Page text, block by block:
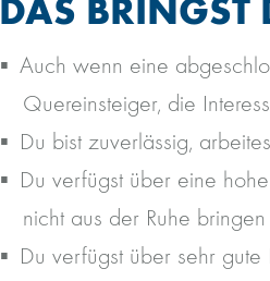
Auch wenn eine
Quereinsteiger, die
Du bist zuverlässig,
Du verfügst über eine
nicht aus der Ruhe bringen
Du verfügst über sehr